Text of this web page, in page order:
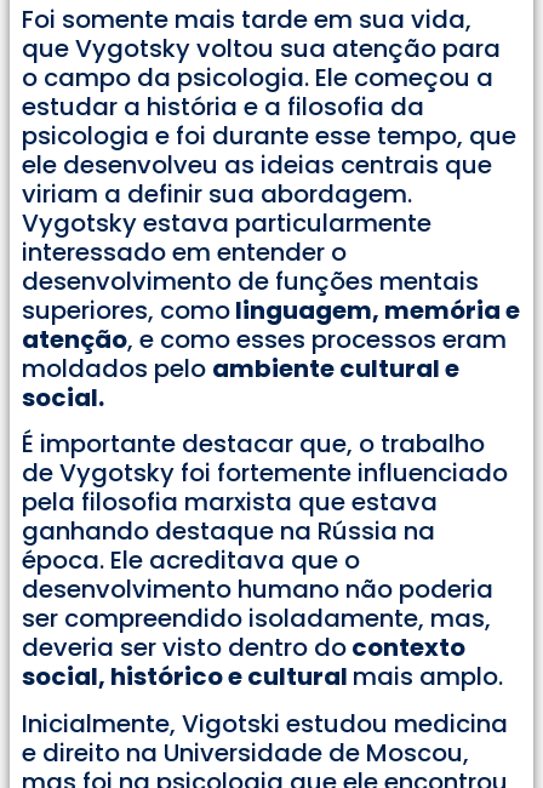
Foi somente mais tarde em sua vida,
que Vygotsky voltou sua atenção para
o campo da psicologia. Ele começou a
estudar a história e a filosofia da
psicologia e foi durante esse tempo, que
ele desenvolveu as ideias centrais que
viriam a definir sua abordagem.
Vygotsky estava particularmente
interessado em entender o
desenvolvimento de funções mentais
superiores, comolinguagem, memória e
atenção, e como esses processos eram
moldados pelo ambiente cultural e
social.
É importante destacar que, o trabalho
de Vygotsky foi fortemente influenciado
pela filosofia marxista que estava
ganhando destaque na Rússia na
época. Ele acreditava que o
desenvolvimento humano não poderia
ser compreendido isoladamente, mas,
deveria ser visto dentro docontexto
social, histórico e cultural mais amplo.
Inicialmente, Vigotski estudou medicina
e direito na Universidade de Moscou,